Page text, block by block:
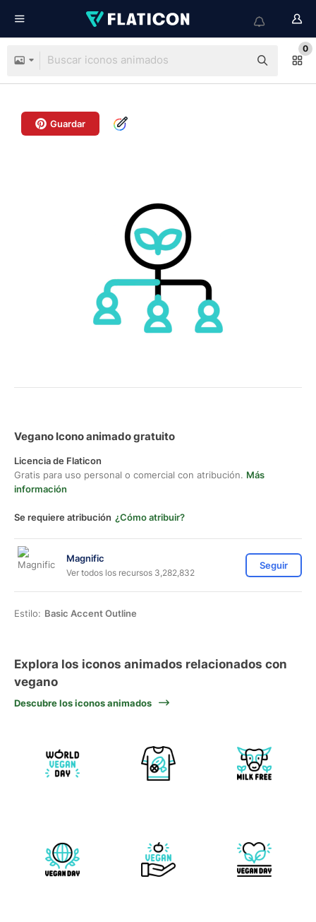
0
Guardar
Vegano Icono animado gratuito
Licencia de Flaticon
Gratis para uso personal o comercial con atribución. Más
información
Se requiere atribución ¿Cómo atribuir?
Magnific
Ver todos los recursos 3,282,832
Seguir
Estilo: Basic Accent Outline
Explora los iconos animados relacionados con
vegano
Descubre los iconos animados